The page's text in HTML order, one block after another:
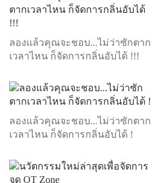
ลองแล้วคุณจะชอบ...ไม่ว่าซักตาก
เวลาไหน ก็จัดการกลิ่นอับได้ !!!
ลองแล้วคุณจะชอบ...ไม่ว่าซักตาก
เวลาไหน ก็จัดการกลิ่นอับได้ !